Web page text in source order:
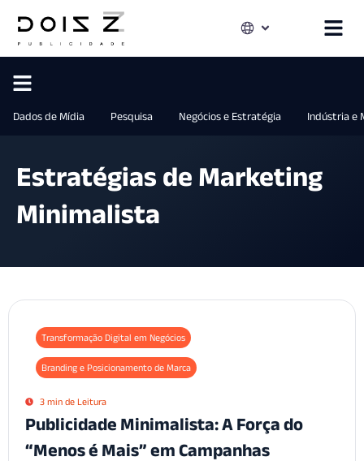
Dados de Mídia Pesquisa Negócios e Estratégia Indústria e
Estratégias de Marketing
Minimalista
Transformação Digital em Negócios
Branding e Posicionamento de Marca
3 min de Leitura
Publicidade Minimalista: A Força do
“Menos é Mais” em Campanhas